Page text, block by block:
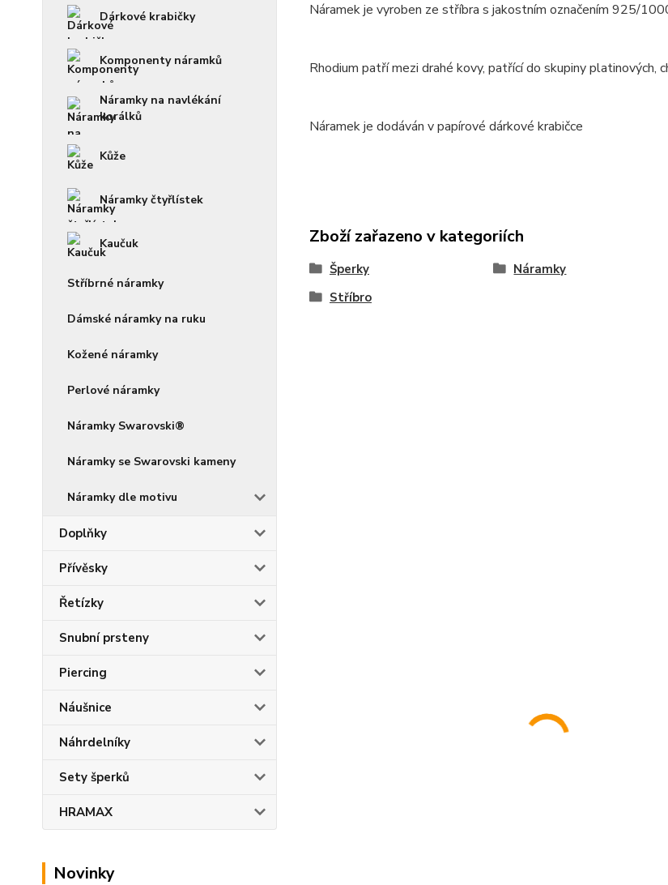
Dárkové krabičky
Komponenty náramků
Náramky na navlékání
korálků
Kůže
Náramky čtyřlístek
Kaučuk
Stříbrné náramky
Dámské náramky na ruku
Kožené náramky
Perlové náramky
Náramky Swarovski®
Náramky se Swarovski kameny
Náramky dle motivu
Doplňky
Přívěsky
Řetízky
Snubní prsteny
Piercing
Náušnice
Náhrdelníky
Sety šperků
HRAMAX
Novinky
Náramek je vyroben ze stříbra s jakostním označením 925/
Rhodium patří mezi drahé kovy, patřící do skupiny platinových,
Náramek je dodáván v papírové dárkové krabičce
Zboží zařazeno v kategoriích
Šperky Náramky
Stříbro